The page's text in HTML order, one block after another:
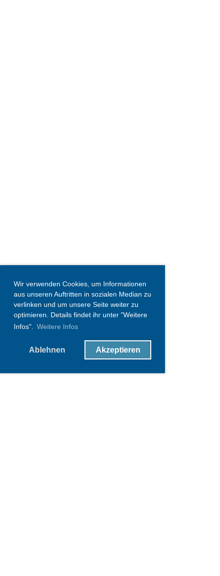
Wir verwenden Cookies, um Informationen
aus unseren Auftritten in sozialen Median zu
verlinken und um unsere Seite weiter zu
optimieren. Details findet ihr unter "Weitere
Infos". Weitere Infos
Ablehnen Akzeptieren